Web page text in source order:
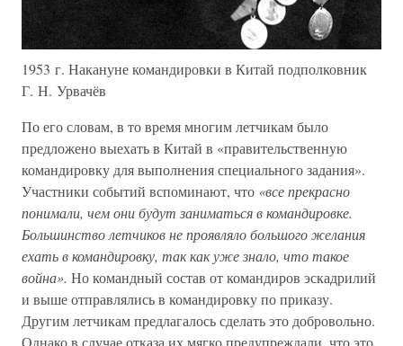
1953 г. Накануне командировки в Китай подполковник
Г. Н. Урвачёв
По его словам, в то время многим летчикам было
предложено выехать в Китай в «правительственную
командировку для выполнения специального задания».
Участники событий вспоминают, что «все прекрасно
понимали, чем они будут заниматься в командировке.
Большинство летчиков не проявляло большого желания
ехать в командировку, так как уже знало, что такое
война». Но командный состав от командиров эскадрилий
и выше отправлялись в командировку по приказу.
Другим летчикам предлагалось сделать это добровольно.
Однако в случае отказа их мягко предупреждали, что это